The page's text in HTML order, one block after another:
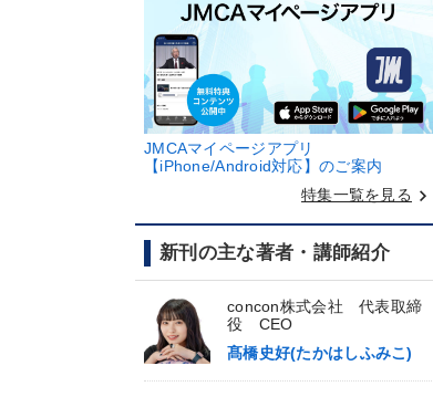
JMCAマイページアプリ
【iPhone/Android対応】のご案内
特集一覧を見る keyboard_arrow_right
新刊の主な著者・講師紹介
concon株式会社 代表取締
役 CEO
髙橋史好(たかはしふみこ)